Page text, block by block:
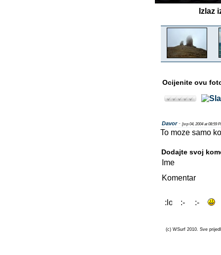
Izlaz
Ocijenite ovu
Davor- [srp 04, 2004 at 08:59
To moze samo
Dodajte svoj
Ime
Komentar
(c) WSurf 2010. Sve